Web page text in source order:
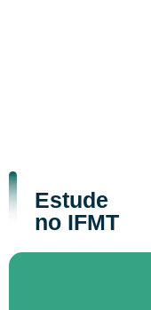
Estude
no IFMT